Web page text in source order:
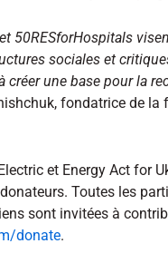
50RESforHospitals
sociales et
créer une base pour la
fondatrice de
et Energy Act for
Toutes les
sont invitées à
donate.